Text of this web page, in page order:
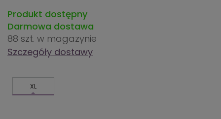
Produkt dostępny
Darmowa dostawa
88 szt. w magazynie
Szczegóły dostawy
XL